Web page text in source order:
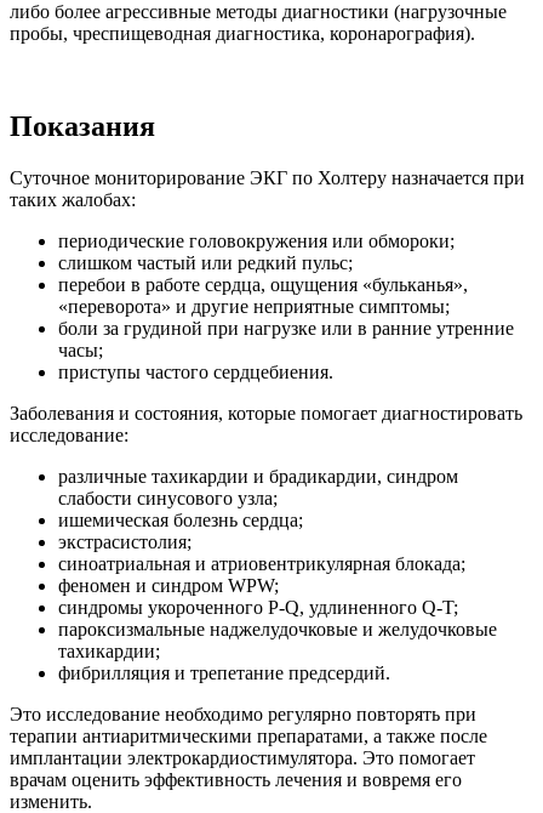
либо более агрессивные методы диагностики (нагрузочные
пробы, чреспищеводная диагностика, коронарография).
Показания
Суточное мониторирование ЭКГ по Холтеру назначается при
таких жалобах:
периодические головокружения или обмороки;
слишком частый или редкий пульс;
перебои в работе сердца, ощущения «бульканья»,
«переворота» и другие неприятные симптомы;
боли за грудиной при нагрузке или в ранние утренние
часы;
приступы частого сердцебиения.
Заболевания и состояния, которые помогает диагностировать
исследование:
различные тахикардии и брадикардии, синдром
слабости синусового узла;
ишемическая болезнь сердца;
экстрасистолия;
синоатриальная и атриовентрикулярная блокада;
феномен и синдром WPW;
синдромы укороченного P-Q, удлиненного Q-T;
пароксизмальные наджелудочковые и желудочковые
тахикардии;
фибрилляция и трепетание предсердий.
Это исследование необходимо регулярно повторять при
терапии антиаритмическими препаратами, а также после
имплантации электрокардиостимулятора. Это помогает
врачам оценить эффективность лечения и вовремя его
изменить.